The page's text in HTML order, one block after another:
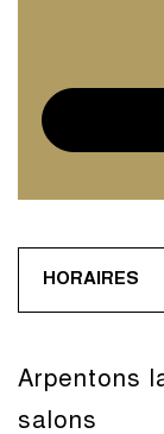
HORAIRES
Arpentons
salons